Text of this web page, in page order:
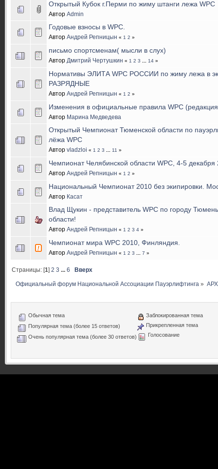
Открытый Кубок г.Перми по жиму штанги лежа WPC
Автор Admin
Годовые взносы в WPC.
Автор Андрей Репницын « 1 2 »
письмо спортсменам( мысли в слух)
Автор Дмитрий Чертушкин « 1 2 3 ... 14»
Нормативы ЭЛИТА WPC РОССИИ по жиму лежа в
РАЗРЯДНЫЕ
Автор Андрей Репницын « 1 2 »
Изменения в официальные правила WPC (редакция
Автор Марина Медведева
Открытый Чемпионат Тюменской области по
лёжа WPC
Автор vladzloi « 1 2 3 ... 11 »
Чемпионат Челябинской области WPC, 4-5 декабря
Автор Андрей Репницын « 1 2 »
Национальный Чемпионат 2010 без экипировки.
Автор Касат
Влад Щукин - представитель WPC по городу
области!
Автор Андрей Репницын « 1 2 3 4»
Чемпионат мира WPC 2010, Финляндия.
Автор Андрей Репницын « 1 2 3 ... 7 »
Страницы: [1]2 3 ...6 Вверх
Официальный форум Национальной Ассоциации Пауэрлифтинга »
Обычная тема
Популярная тема (более 15 ответов)
Очень популярная тема (более 30 ответов)
Заблокированная тема
Прикрепленная тема
Голосование